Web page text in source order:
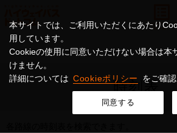
本サイトでは、ご利用いただくにあたり
用しています。
Cookieの使用に同意いただけない場合は本
けません。
詳細については Cookieポリシー をご確認
同意する
時刻表